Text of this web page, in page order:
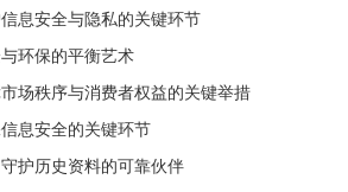
息安全与隐私的关键环节
环保的平衡艺术
场秩序与消费者权益的关键举措
息安全的关键环节
护历史资料的可靠伙伴